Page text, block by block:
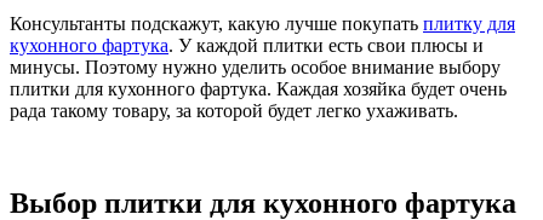
Консультанты подскажут, какую лучше покупать плитку для
кухонного фартука. У каждой плитки есть свои плюсы и
минусы. Поэтому нужно уделить особое внимание выбору
плитки для кухонного фартука. Каждая хозяйка будет очень
рада такому товару, за которой будет легко ухаживать.
Выбор плитки для кухонного фартука